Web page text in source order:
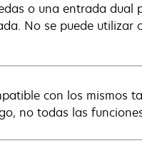
o una entrada dual
No se puede
con los mismos
no todas las